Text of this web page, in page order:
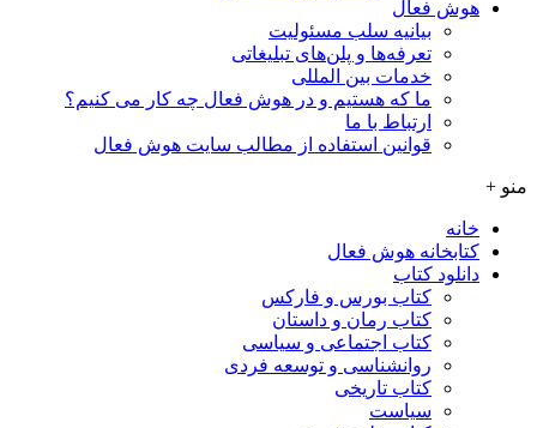
فعال
بیانیه سلب مسئولیت
تعرفه‌ها و پلن‌های تبلیغاتی
خدمات بین المللی
ما که هستیم و در هوش فعال چه کار می کنیم؟
ارتباط با ما
قوانین استفاده از مطالب سایت هوش فعال
هوش فعال
کتاب
کتاب بورس و فارکس
کتاب رمان و داستان
کتاب اجتماعی و سیاسی
روانشناسی و توسعه فردی
کتاب تاریخی
سیاست